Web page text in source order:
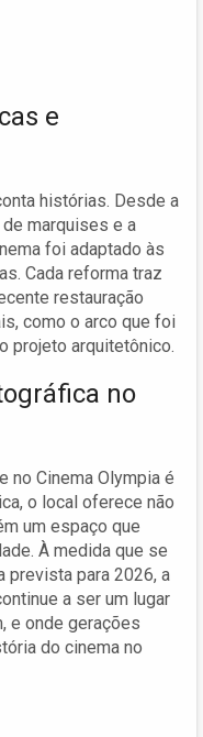
e
histórias. Desde a
marquises e a
foi adaptado às
Cada reforma traz
restauração
como o arco que foi
projeto arquitetônico.
no
no Cinema Olympia é
o local oferece não
um espaço que
À medida que se
prevista para 2026, a
a ser um lugar
e onde gerações
do cinema no